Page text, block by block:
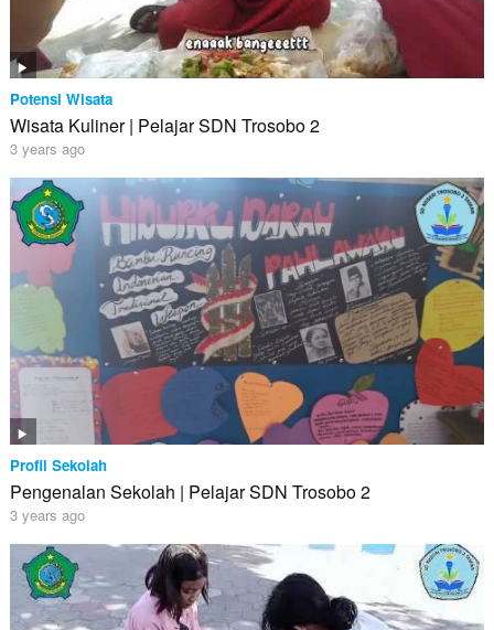
Potensi Wisata
Wisata Kuliner | Pelajar SDN Trosobo 2
3 years ago
Profil Sekolah
Pengenalan Sekolah | Pelajar SDN Trosobo 2
3 years ago